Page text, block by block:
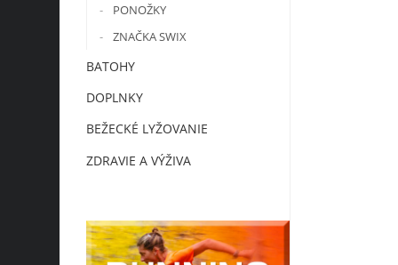
PONOŽKY
ZNAČKA SWIX
BATOHY
DOPLNKY
BEŽECKÉ LYŽOVANIE
ZDRAVIE A VÝŽIVA